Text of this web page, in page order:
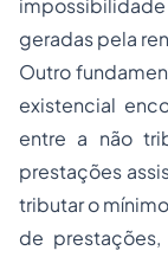
geradas pela
Outro
existencial
entre a não
prestações
tributar o
de